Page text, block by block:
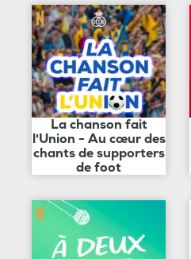
La chanson fait
l'Union - Au cœur des
chants de supporters
de foot